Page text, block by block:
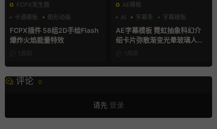
FCPX发生器
卡通模板
图形动画
手绘风
FCPX插件 58组2D手绘Flash
爆炸火焰能量特效
1周前
AE模板
AI
字幕条 字幕模板
AE字幕模板 霓虹抽象科幻介
绍卡片弥散渐变光晕玻璃人名
1周前
评论 0
请先 登录